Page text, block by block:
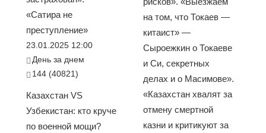
«Сатира не
преступление»
23.01.2025 12:00
День за днем
144 (40821)
Казахстан VS
Узбекистан: кто круче
по военной мощи?
на том, что Токаев —
китаист» —
Сыроежкин о Токаеве
и Си, секретных
делах и о Масимове».
«Казахстан хвалят за
отмену смертной
казни и критикуют за